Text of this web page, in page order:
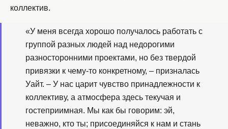
коллектив.
«У меня всегда хорошо получалось работать с
группой разных людей над недорогими
разносторонними проектами, но без твердой
привязки к чему-то конкретному, – призналась
Уайт. – У нас царит чувство принадлежности к
коллективу, а атмосфера здесь текучая и
гостеприимная. Мы как бы говорим: эй,
неважно, кто ты; присоединяйся к нам и стань